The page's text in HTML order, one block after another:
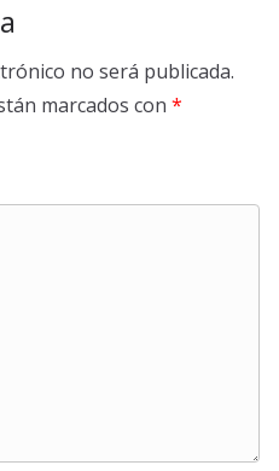
no será publicada.
marcados con *